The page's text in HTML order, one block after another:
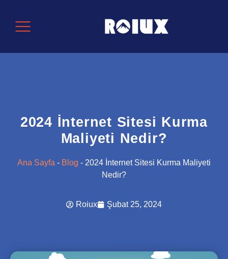
2024 İnternet Sitesi Kurma
Maliyeti Nedir?
Ana Sayfa - Blog - 2024 İnternet Sitesi Kurma Maliyeti
Nedir?
Roiux Şubat 25, 2024